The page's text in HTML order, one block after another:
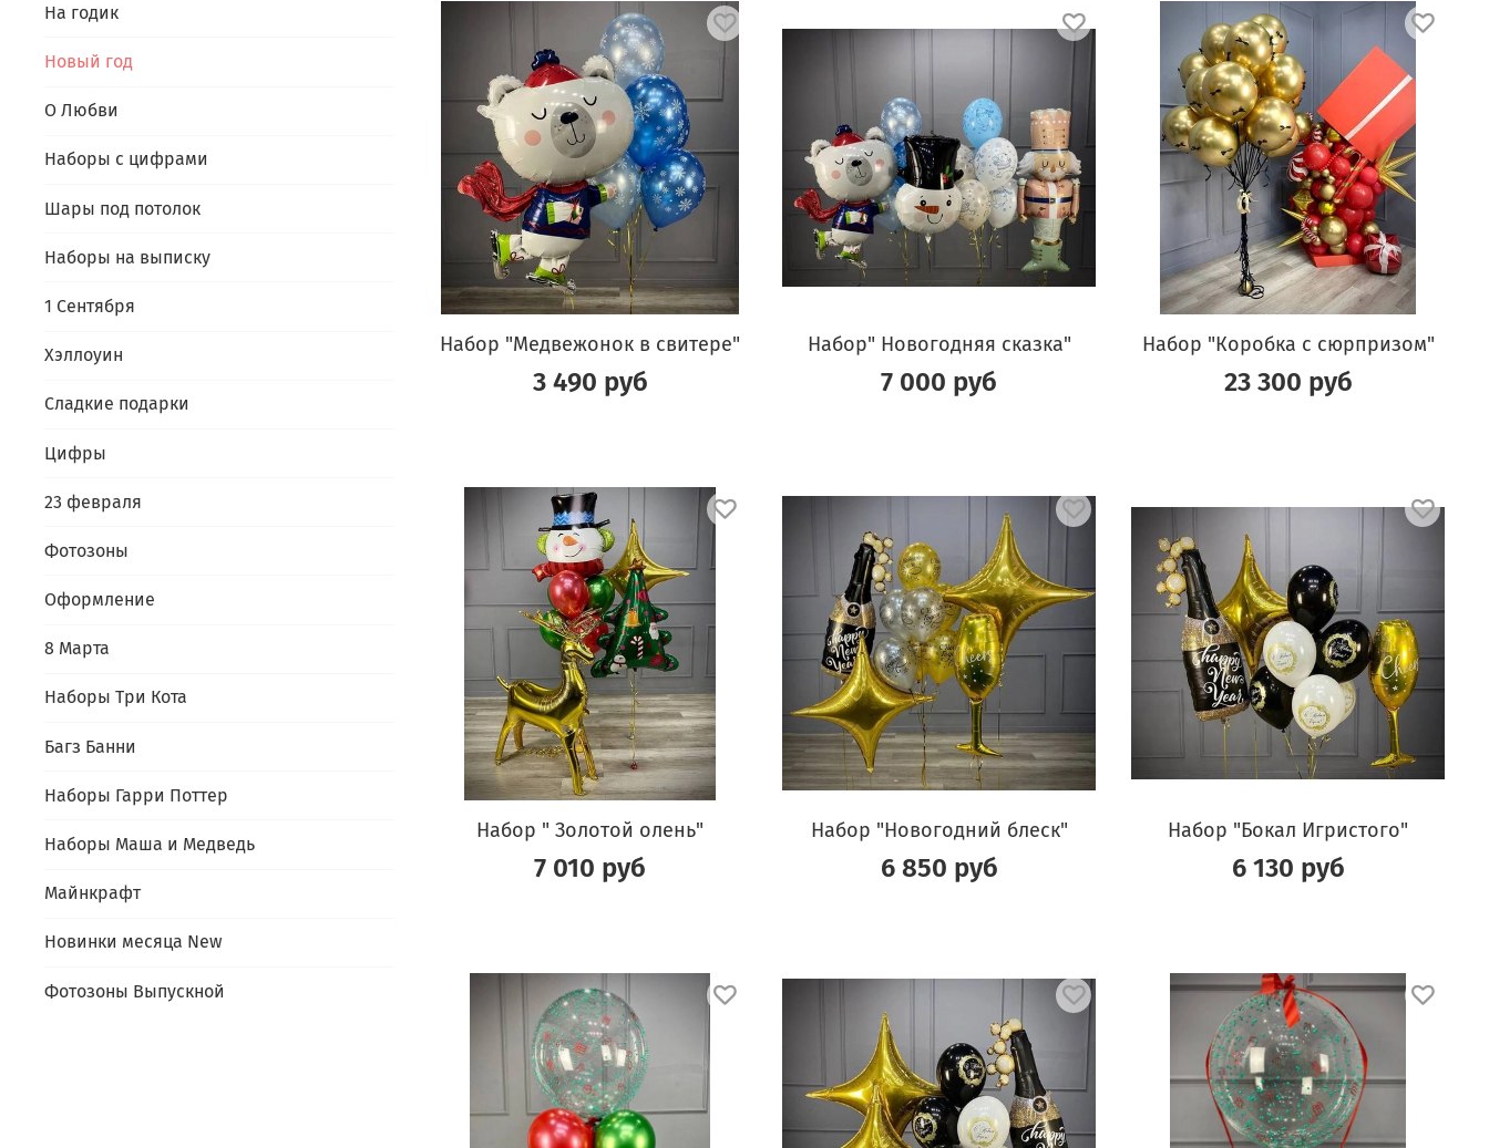
Набор "Медвежонок в свитере"
3 490 руб
Набор" Новогодняя сказка"
7 000 руб
Набор "Коробка с сюрпризом"
23 300 руб
Набор " Золотой олень"
7 010 руб
Набор "Новогодний блеск"
6 850 руб
Набор "Бокал Игристого"
6 130 руб
На годик
Новый год
О Любви
Наборы с цифрами
Шары под потолок
Наборы на выписку
1 Сентября
Хэллоуин
Сладкие подарки
Цифры
23 февраля
Фотозоны
Оформление
8 Марта
Наборы Три Кота
Багз Банни
Наборы Гарри Поттер
Наборы Маша и Медведь
Майнкрафт
Новинки месяца New
Фотозоны Выпускной